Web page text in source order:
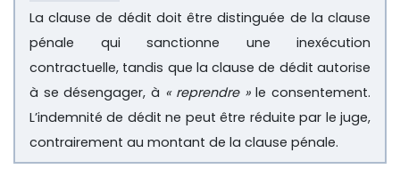
La clause de dédit doit être distinguée de la clause
pénale qui sanctionne une inexécution
contractuelle, tandis que la clause de dédit autorise
à se désengager, à « reprendre »le consentement.
L’indemnité de dédit ne peut être réduite par le juge,
contrairement au montant de la clause pénale.